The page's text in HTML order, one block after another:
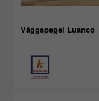
Väggspegel Luanco